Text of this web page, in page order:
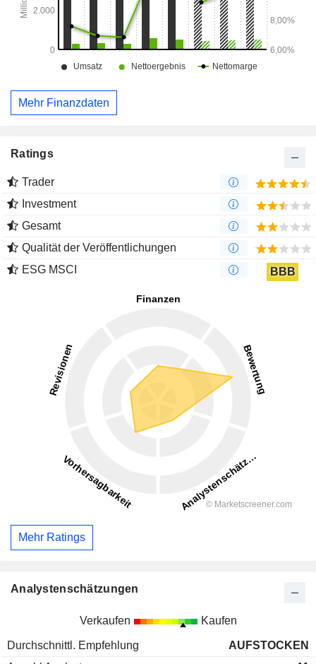
Mehr Finanzdaten
Ratings
Trader
Investment
Gesamt
Qualität der Veröffentlichungen
ESG MSCI
BBB
Mehr Ratings
Analystenschätzungen
Verkaufen Kaufen
Durchschnittl. Empfehlung
AUFSTOCKEN